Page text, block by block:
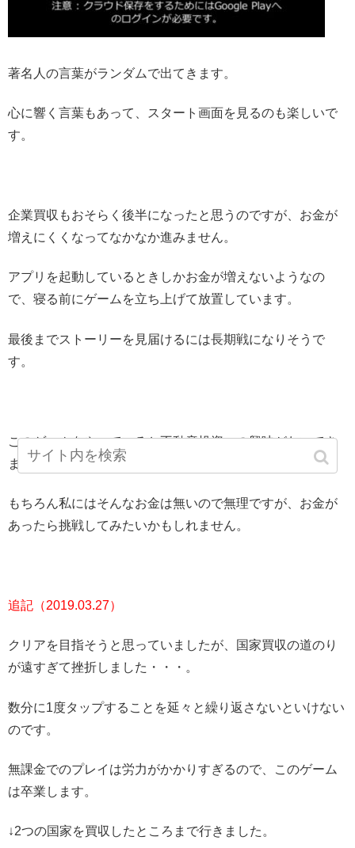
著名人の言葉がランダムで出てきます。
心に響く言葉もあって、スタート画面を見るのも楽しいで
す。
企業買収もおそらく後半になったと思うのですが、お金が
増えにくくなってなかなか進みません。
アプリを起動しているときしかお金が増えないようなの
で、寝る前にゲームを立ち上げて放置しています。
最後までストーリーを見届けるには長期戦になりそうで
す。
このゲームをやっていると不動産投資への興味がわいてき
ます。
もちろん私にはそんなお金は無いので無理ですが、お金が
あったら挑戦してみたいかもしれません。
追記（2019.03.27）
クリアを目指そうと思っていましたが、国家買収の道のり
が遠すぎて挫折しました・・・。
数分に1度タップすることを延々と繰り返さないといけない
のです。
無課金でのプレイは労力がかかりすぎるので、このゲーム
は卒業します。
↓2つの国家を買収したところまで行きました。